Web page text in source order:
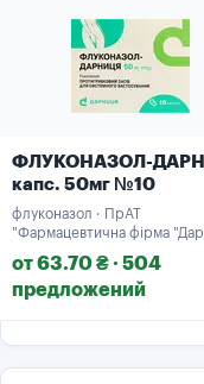
ФЛУКОНАЗОЛ-
капс. 50мг №10
флуконазол · ПрАТ
"Фармацевтична фірма
от 63.70 ₴ · 504
предложений